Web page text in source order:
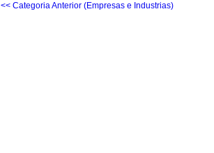
<< Categoria Anterior (Empresas e Industrias)